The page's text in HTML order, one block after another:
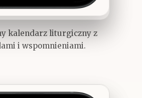
kalendarz liturgiczny z
i wspomnieniami.